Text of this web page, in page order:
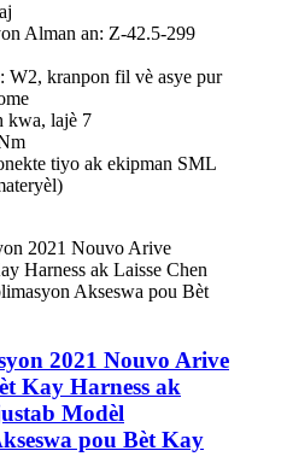
Alman an: Z-42.5-299
W2, kranpon fil vè asye pur
kwa, lajè 7
tiyo ak ekipman SML
2021 Nouvo Arive
Kay Harness ak
Modèl
pou Bèt Kay